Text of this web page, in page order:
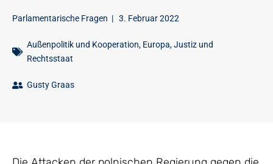
Parlamentarische Fragen | 3. Februar 2022
Außenpolitik und Kooperation, Europa,Justiz und
Rechtsstaat
Gusty Graas